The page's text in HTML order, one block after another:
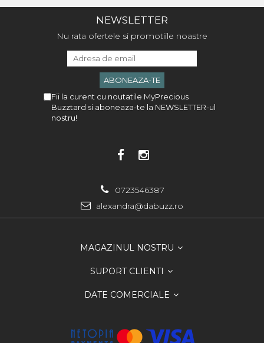
NEWSLETTER
Nu rata ofertele si promotiile noastre
Fii la curent cu noutatile MyPrecious
Buzztard si aboneaza-te la NEWSLETTER-ul
nostru!
0723546387
alexandra@dabuzz.ro
MAGAZINUL NOSTRU
SUPORT CLIENTI
DATE COMERCIALE